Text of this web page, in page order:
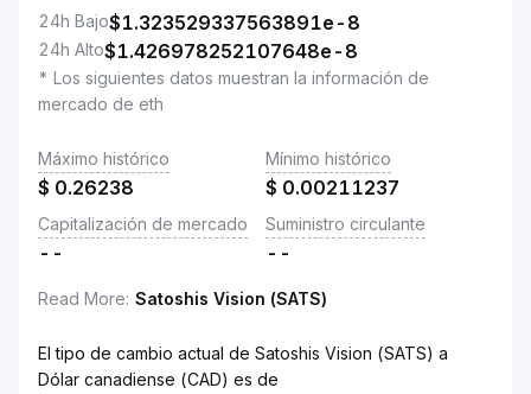
24h Bajo$1.323529337563891e-8
24h Alto$1.426978252107648e-8
* Los siguientes datos muestran la información de
mercado de eth
Máximo histórico
$ 0.26238
Mínimo histórico
$ 0.00211237
Capitalización de mercado
--
Suministro circulante
--
Read More: Satoshis Vision (SATS)
El tipo de cambio actual de Satoshis Vision (SATS) a
Dólar canadiense (CAD) es de